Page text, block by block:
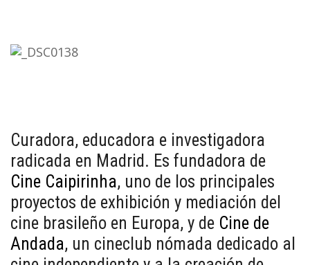
Curadora, educadora e investigadora
radicada en Madrid. Es fundadora de
Cine Caipirinha, uno de los principales
proyectos de exhibición y mediación del
cine brasileño en Europa, y de Cine de
Andada, un cineclub nómada dedicado al